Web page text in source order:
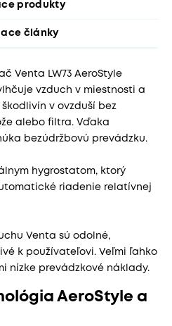
produkty
články
Venta LW73 AeroStyle
vzduch v miestnosti a
v ovzduší bez
alebo filtra. Vďaka
bezúdržbovú prevádzku.
hygrostatom, ktorý
riadenie relatívnej
Venta sú odolné,
k používateľovi. Veľmi ľahko
nízke prevádzkové náklady.
AeroStyle a